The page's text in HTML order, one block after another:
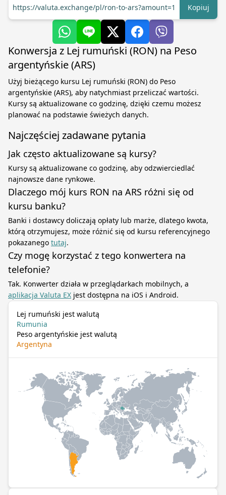
https://valuta.exchange/pl/ron-to-ars?amount=1
Kopiuj
Konwersja z Lej rumuński (RON) na Peso
argentyńskie (ARS)
Użyj bieżącego kursu Lej rumuński (RON) do Peso
argentyńskie (ARS), aby natychmiast przeliczać wartości.
Kursy są aktualizowane co godzinę, dzięki czemu możesz
planować na podstawie świeżych danych.
Najczęściej zadawane pytania
Jak często aktualizowane są kursy?
Kursy są aktualizowane co godzinę, aby odzwierciedlać
najnowsze dane rynkowe.
Dlaczego mój kurs RON na ARS różni się od
kursu banku?
Banki i dostawcy doliczają opłaty lub marże, dlatego kwota,
którą otrzymujesz, może różnić się od kursu referencyjnego
pokazanego tutaj.
Czy mogę korzystać z tego konwertera na
telefonie?
Tak. Konwerter działa w przeglądarkach mobilnych, a
aplikacja Valuta EX jest dostępna na iOS i Android.
Lej rumuński jest walutą
Rumunia
Peso argentyńskie jest walutą
Argentyna